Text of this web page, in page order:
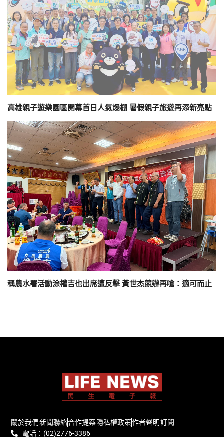
高雄親子遊樂園區開幕首日人氣爆棚 暑假親子旅遊再添新亮點
稱農水署活動涂權吉也出席遭反擊 黃世杰競辦再嗆：適可而止
關於我們新聞聯絡合作提案隱私權政策作者聲明訂閱
電話：(02)2776-3386